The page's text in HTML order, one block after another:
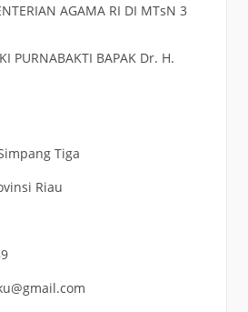
AGAMA RI DI MTsN 3
PURNABAKTI BAPAK Dr. H.
Tiga
Riau